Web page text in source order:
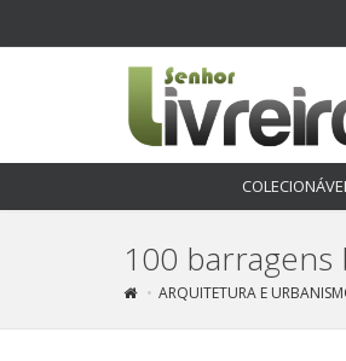
100
ARQUITETURA E